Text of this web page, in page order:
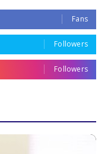
Fans
Followers
Followers